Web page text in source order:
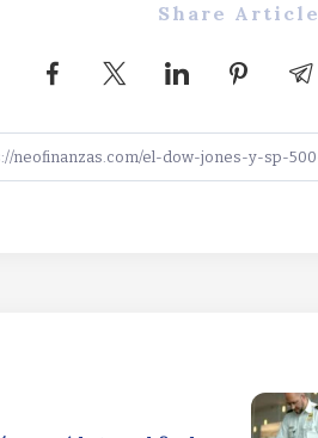
Share Article